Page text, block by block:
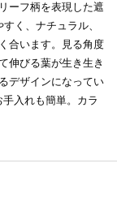
ーフ柄を表現した遮
く、ナチュラル、
合います。見る角度
伸びる葉が生き生き
デザインになってい
入れも簡単。カラ